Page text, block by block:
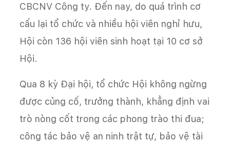
CBCNV Công ty. Đến nay, do quá trình cơ
cấu lại tổ chức và nhiều hội viên nghỉ hưu,
Hội còn 136 hội viên sinh hoạt tại 10 cơ sở
Hội.
Qua 8 kỳ Đại hội, tổ chức Hội không ngừng
được củng cố, trưởng thành, khẳng định vai
trò nòng cốt trong các phong trào thi đua;
công tác bảo vệ an ninh trật tự, bảo vệ tài